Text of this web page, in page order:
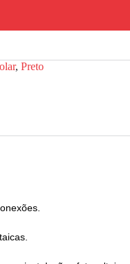
,Preto